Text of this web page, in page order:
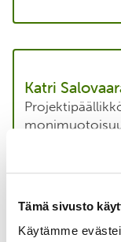
Tämä sivusto
Käytämme
Katri